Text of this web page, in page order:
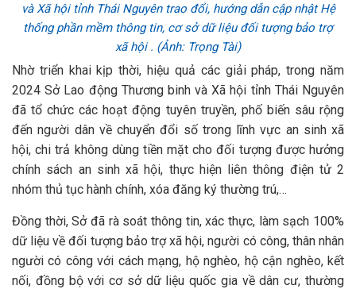
và Xã hội tỉnh Thái Nguyên trao đổi, hướng dẫn cập nhật Hệ
thống phần mềm thông tin, cơ sở dữ liệu đối tượng bảo trợ
xã hội . (Ảnh: Trọng Tài)
Nhờ triển khai kịp thời, hiệu quả các giải pháp, trong năm
2024 Sở Lao động Thương binh và Xã hội tỉnh Thái Nguyên
đã tổ chức các hoạt động tuyên truyền, phố biến sâu rộng
đến người dân về chuyển đổi số trong lĩnh vực an sinh xã
hội, chi trả không dùng tiền mặt cho đối tượng được hưởng
chính sách an sinh xã hội, thực hiện liên thông điện tử 2
nhóm thủ tục hành chính, xóa đăng ký thường trú,…
Đồng thời, Sở đã rà soát thông tin, xác thực, làm sạch 100%
dữ liệu về đối tượng bảo trợ xã hội, người có công, thân nhân
người có công với cách mạng, hộ nghèo, hộ cận nghèo, kết
nối, đồng bộ với cơ sở dữ liệu quốc gia về dân cư, thường